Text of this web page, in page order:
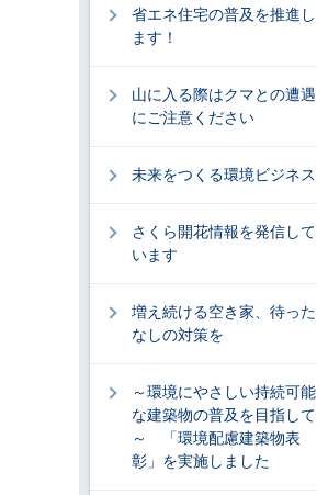
省エネ住宅の普及を推進し
ます！
山に入る際はクマとの遭遇
にご注意ください
未来をつくる環境ビジネス
さくら開花情報を発信して
います
増え続ける空き家、待った
なしの対策を
～環境にやさしい持続可能
な建築物の普及を目指して
～ 「環境配慮建築物表
彰」を実施しました